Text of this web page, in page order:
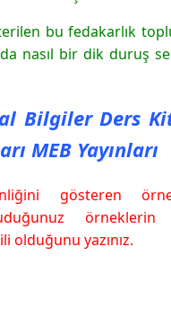
bu fedakarlık
nasıl bir dik duruş
Bilgiler Ders
MEB Yayınları
gösteren
olduğunu yazınız.